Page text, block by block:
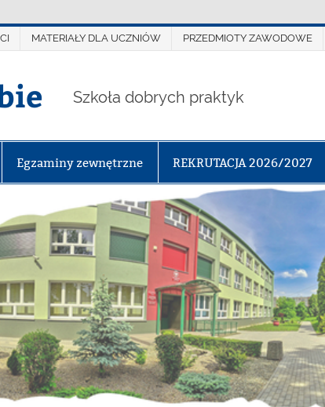
MATERIAŁY DLA UCZNIÓW PRZEDMIOTY ZAWODOWE
Szkoła dobrych praktyk
Egzaminy zewnętrzne REKRUTACJA 2026/2027